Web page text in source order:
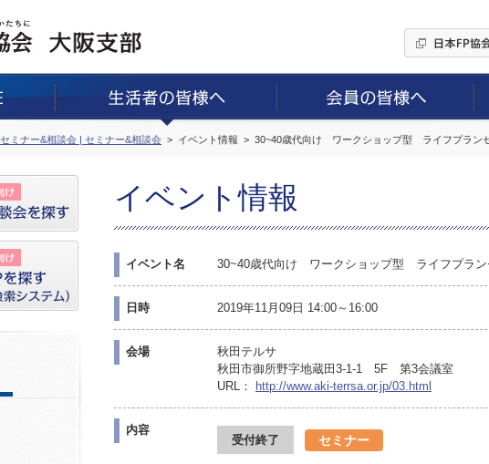
セミナー&相談会 | セミナー&相談会 イベント情報 30~40歳代向け ワークショップ型 ライフプラン
イベント情報
イベント名 30~40歳代向け ワークショップ型 ライフプラン
日時 2019年11月09日 14:00～16:00
会場
秋田テルサ
秋田市御所野字地蔵田3-1-1 5F 第3会議室
URL：
http://www.aki-terrsa.or.jp/03.html
内容
受付終了 セミナー